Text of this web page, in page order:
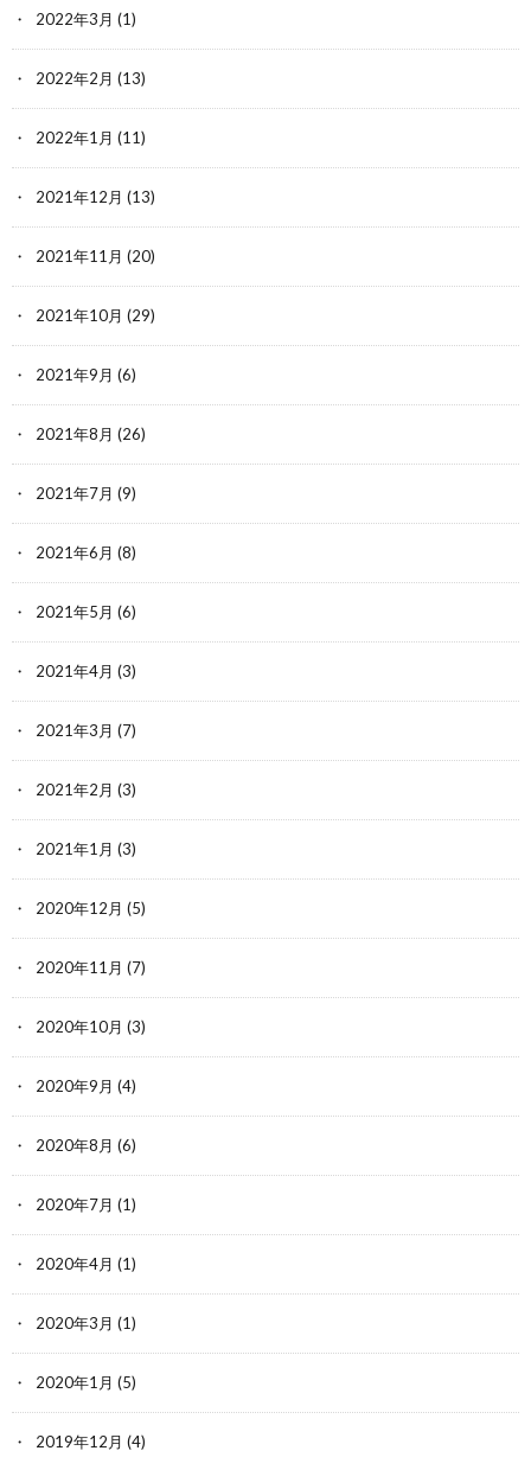
2022年3月 (1)
2022年2月 (13)
2022年1月 (11)
2021年12月 (13)
2021年11月 (20)
2021年10月 (29)
2021年9月 (6)
2021年8月 (26)
2021年7月 (9)
2021年6月 (8)
2021年5月 (6)
2021年4月 (3)
2021年3月 (7)
2021年2月 (3)
2021年1月 (3)
2020年12月 (5)
2020年11月 (7)
2020年10月 (3)
2020年9月 (4)
2020年8月 (6)
2020年7月 (1)
2020年4月 (1)
2020年3月 (1)
2020年1月 (5)
2019年12月 (4)